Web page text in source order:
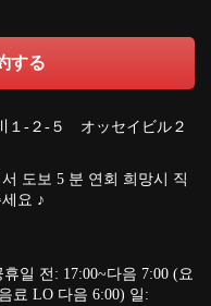
する
１-２-５ オッセイビル２
도보 5 분 연회 희망시 직
요 ♪
일 전: 17:00~다음 7:00 (요
료 LO 다음 6:00) 일: